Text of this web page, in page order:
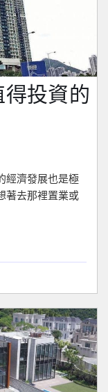
投資的
經濟發展也是極
著去那裡置業或